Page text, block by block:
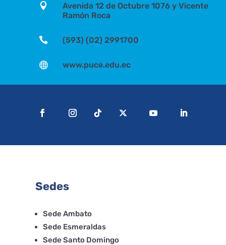

Avenida 12 de Octubre 1076 y Vicente
Ramón Roca
 (593) (02) 2991700
 www.puce.edu.ec
Sedes
Sede Ambato
Sede Esmeraldas
Sede Santo Domingo